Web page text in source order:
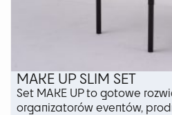
MAKE UP SLIM SET
Set MAKE UP to gotowe
organizatorów eventów,